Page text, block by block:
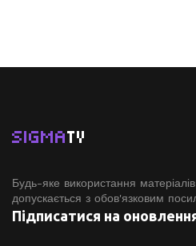
SIGMATV
Будь-яке використання
допускається з обов'язковим
Підписатися на